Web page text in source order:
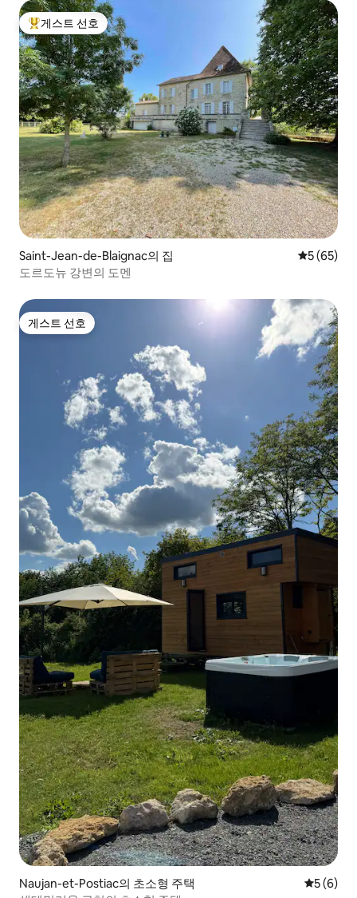
상위 게스트 선호
게스트 선호
Saint-Jean-de-Blaignac의 집 평점 5점(5
5 (65)
도르도뉴 강변의 도멘
게스트 선호
게스트 선호
Naujan-et-Postiac의 초소형 주택 평점 5점
5 (6)